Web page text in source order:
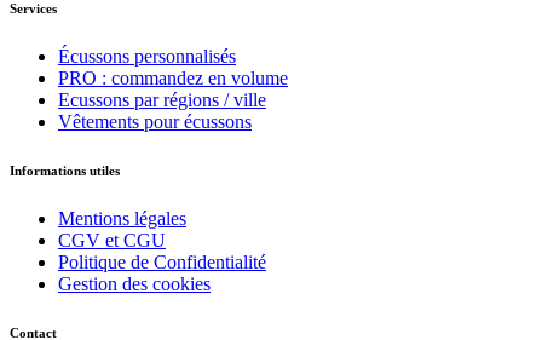
Services
Écussons personnalisés
PRO : commandez en volume
Ecussons par régions / ville
Vêtements pour écussons
Informations utiles
Mentions légales
CGV et CGU
Politique de Confidentialité
Gestion des cookies
Contact